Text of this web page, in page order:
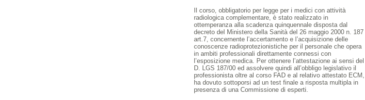
Il corso, obbligatorio per legge per i medici con attività
radiologica complementare, è stato realizzato in
ottemperanza alla scadenza quinquennale disposta dal
decreto del Ministero della Sanità del 26 maggio 2000 n. 187
art.7, concernente l’accertamento e l’acquisizione delle
conoscenze radioprotezionistiche per il personale che opera
in ambiti professionali direttamente connessi con
l’esposizione medica. Per ottenere l’attestazione ai sensi del
D. LGS 187/00 ed assolvere quindi all’obbligo legislativo il
professionista oltre al corso FAD e al relativo attestato ECM,
ha dovuto sottoporsi ad un test finale a risposta multipla in
presenza di una Commissione di esperti.